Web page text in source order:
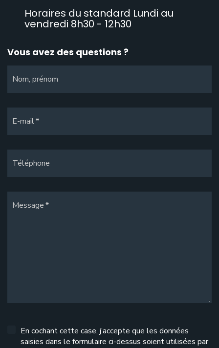
Horaires du standard Lundi au
vendredi 8h30 - 12h30
Vous avez des questions ?
Nom, prénom
E-mail
Téléphone
Message
En cochant cette case, j’accepte que les données
saisies dans le formulaire ci-dessus soient utilisées par